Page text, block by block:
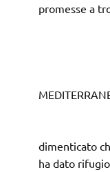
LA
Gli
dimenticato
ha dato